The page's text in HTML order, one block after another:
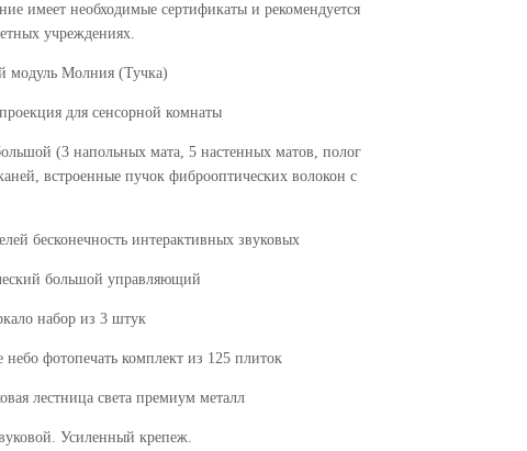
имеет необходимые сертификаты и рекомендуется
учреждениях.
Молния (Тучка)
для сенсорной комнаты
(3 напольных мата, 5 настенных матов, полог
встроенные пучок фиброоптических волокон с
интерактивных звуковых
большой управляющий
набор из 3 штук
фотопечать комплект из 125 плиток
лестница света премиум металл
Усиленный крепеж.